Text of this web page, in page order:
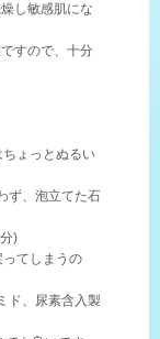
し敏感肌にな
すので、十分
ょっとぬるい
ず、泡立てた石
)
てしまうの
ド、尿素含入製